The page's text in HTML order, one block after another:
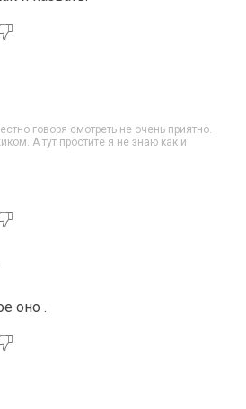
говоря смотреть не очень приятно.
А тут простите я не знаю как и
оно .